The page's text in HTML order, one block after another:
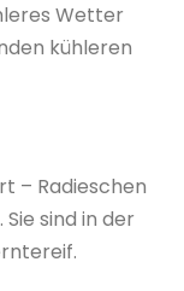
Wetter
kühleren
– Radieschen
sind in der